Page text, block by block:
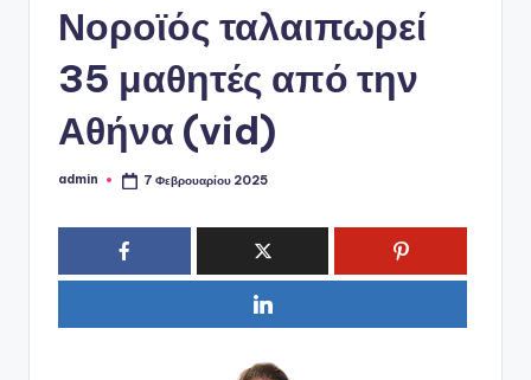
Νοροϊός ταλαιπωρεί
35 μαθητές από την
Αθήνα (vid)
Συγγραφέας:
admin 7 Φεβρουαρίου 2025